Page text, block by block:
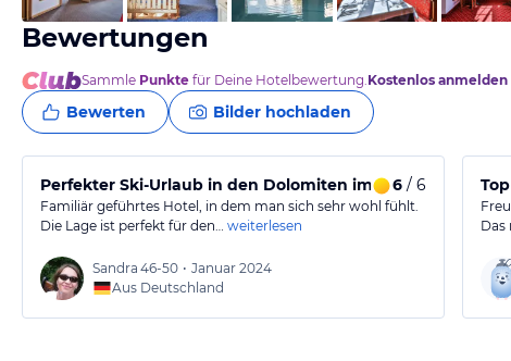
Bewertungen
Sammle Punkte für Deine Hotelbewertung.Kostenlos anmelden
Bewerten Bilder hochladen
Perfekter Ski-Urlaub in den Dolomiten im Savoy
6 / 6
Familiär geführtes Hotel, in dem man sich sehr wohl fühlt.
Die Lage ist perfekt für den… weiterlesen
Sandra 46-50 • Januar 2024
Aus Deutschland
Das